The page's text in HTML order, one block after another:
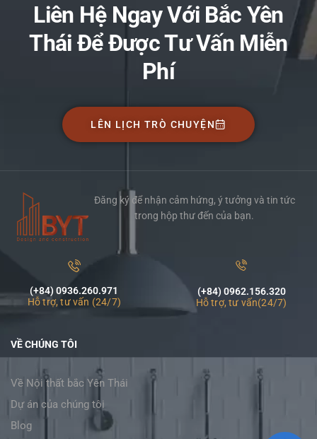
Liên Hệ Ngay Với Bắc Yên
Thái Để Được Tư Vấn Miễn
Phí
LÊN LỊCH TRÒ CHUYỆN
Đăng ký để nhận cảm hứng, ý tưởng và tin tức
trong hộp thư đến của bạn.
(+84) 0936.260.971
Hỗ trợ, tư vấn (24/7)
(+84) 0962.156.320
Hỗ trợ, tư vấn(24/7)
VỀ CHÚNG TÔI
Về Nội thất bắc Yên Thái
Dự án của chúng tôi
Blog